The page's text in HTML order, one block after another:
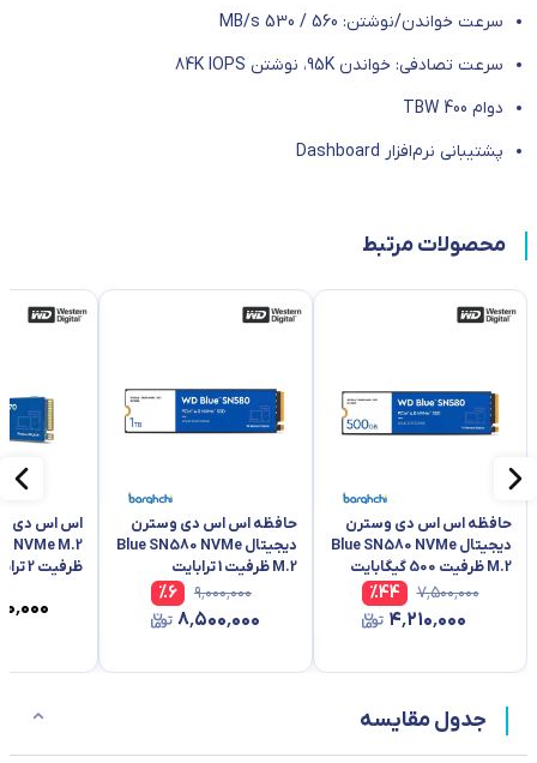
سرعت خواندن/نوشتن: 560 / 530 MB/s
سرعت تصادفی: خواندن 95K، نوشتن 84K IOPS
دوام 400 TBW
پشتیبانی نرم‌افزار Dashboard
محصولات مرتبط
حافظه اس اس دی وسترن
دیجیتال Blue SN580 NVMe
M.2 ظرفیت 500 گیگابایت
۷٬۵۰۰٬۰۰۰ %44
۴٬۲۱۰٬۰۰۰
حافظه اس اس دی وسترن
دیجیتال Blue SN580 NVMe
M.2 ظرفیت 1 ترابایت
۹٬۰۰۰٬۰۰۰ %6
۸٬۵۰۰٬۰۰۰
اس اس دی
NVMe M.2
ظرفیت 2 ترابایت
جدول مقایسه